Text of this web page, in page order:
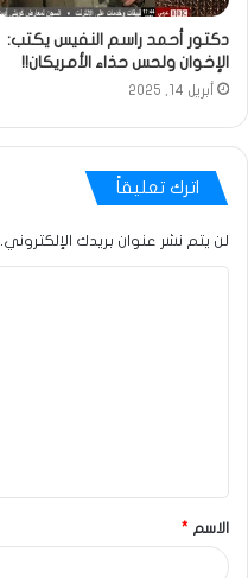
دكتور أحمد راسم النفيس يكتب:
الإخوان ولحس حذاء الأمريكان!!
أبريل 14, 2025
اترك تعليقاً
لن يتم نشر عنوان بريدك الإلكتروني.
الاسم *